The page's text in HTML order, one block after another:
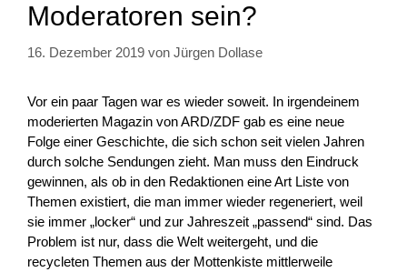
Moderatoren sein?
16. Dezember 2019 von Jürgen Dollase
Vor ein paar Tagen war es wieder soweit. In irgendeinem
moderierten Magazin von ARD/ZDF gab es eine neue
Folge einer Geschichte, die sich schon seit vielen Jahren
durch solche Sendungen zieht. Man muss den Eindruck
gewinnen, als ob in den Redaktionen eine Art Liste von
Themen existiert, die man immer wieder regeneriert, weil
sie immer „locker“ und zur Jahreszeit „passend“ sind. Das
Problem ist nur, dass die Welt weitergeht, und die
recycleten Themen aus der Mottenkiste mittlerweile